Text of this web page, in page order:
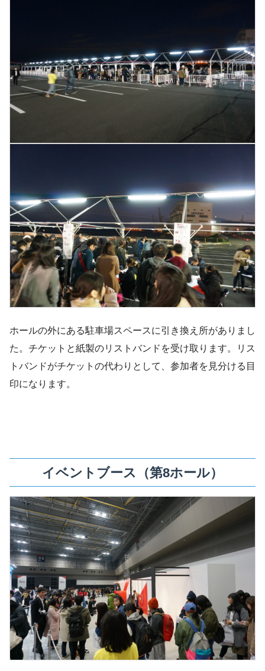
ホールの外にある駐車場スペースに引き換え所がありまし
た。チケットと紙製のリストバンドを受け取ります。リス
トバンドがチケットの代わりとして、参加者を見分ける目
印になります。
イベントブース（第8ホール）